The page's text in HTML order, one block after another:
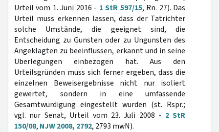
Urteil vom 1. Juni 2016 - 1 StR 597/15, Rn. 27). Das
Urteil muss erkennen lassen, dass der Tatrichter
solche Umstände, die geeignet sind, die
Entscheidung zu Gunsten oder zu Ungunsten des
Angeklagten zu beeinflussen, erkannt und in seine
Überlegungen einbezogen hat. Aus den
Urteilsgründen muss sich ferner ergeben, dass die
einzelnen Beweisergebnisse nicht nur isoliert
gewertet, sondern in eine umfassende
Gesamtwürdigung eingestellt wurden (st. Rspr.;
vgl. nur Senat, Urteil vom 23. Juli 2008 - 2 StR
150/08, NJW 2008, 2792, 2793 mwN).